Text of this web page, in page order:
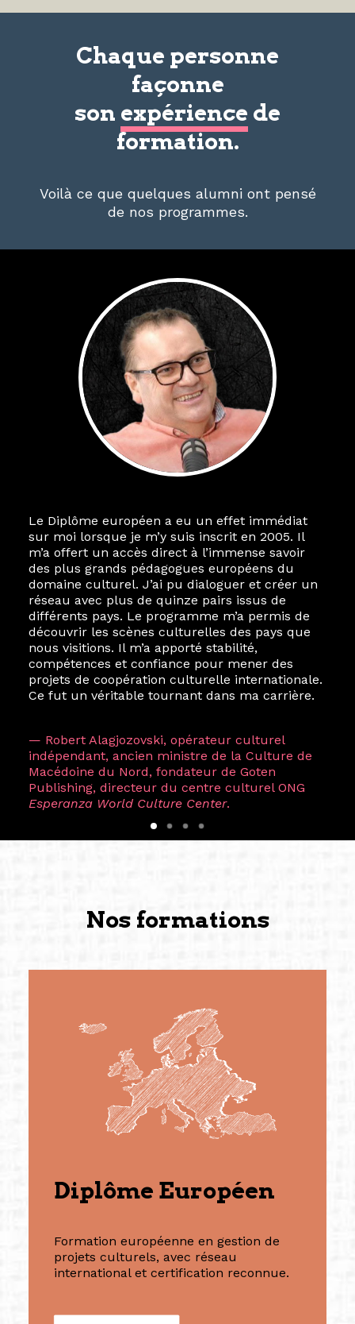
Chaque personne
façonne
son expérience de
formation.
Voilà ce que quelques alumni ont pensé
de nos programmes.
Le Diplôme européen a eu un effet immédiat
sur moi lorsque je m’y suis inscrit en 2005. Il
m’a offert un accès direct à l’immense savoir
des plus grands pédagogues européens du
domaine culturel. J’ai pu dialoguer et créer un
réseau avec plus de quinze pairs issus de
différents pays. Le programme m’a permis de
découvrir les scènes culturelles des pays que
nous visitions. Il m’a apporté stabilité,
compétences et confiance pour mener des
projets de coopération culturelle internationale.
Ce fut un véritable tournant dans ma carrière.
— Robert Alagjozovski, opérateur culturel
indépendant, ancien ministre de la Culture de
Macédoine du Nord, fondateur de Goten
Publishing, directeur du centre culturel ONG
Esperanza World Culture Center.
Nos formations
Diplôme Européen
Formation européenne en gestion de
projets culturels, avec réseau
international et certification reconnue.